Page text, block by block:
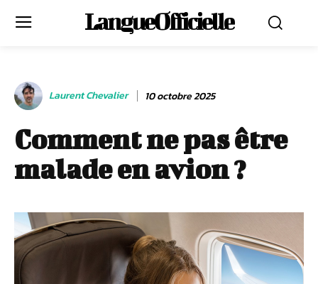
LangueOfficielle
Laurent Chevalier 10 octobre 2025
Comment ne pas être
malade en avion ?